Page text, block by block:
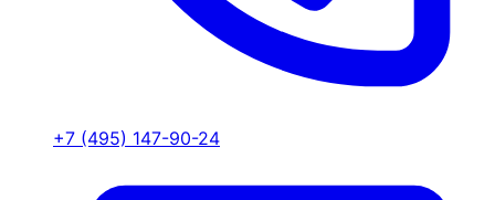
+7 (495) 147-90-24